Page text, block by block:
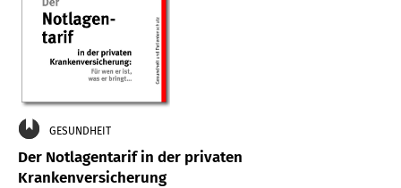
GESUNDHEIT
Der Notlagentarif in der privaten
Krankenversicherung